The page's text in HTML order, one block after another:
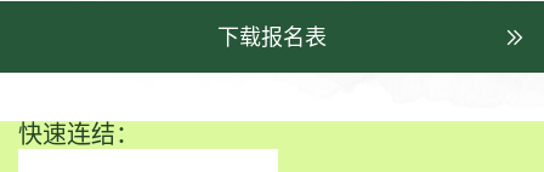
下载报名表
快速连结：